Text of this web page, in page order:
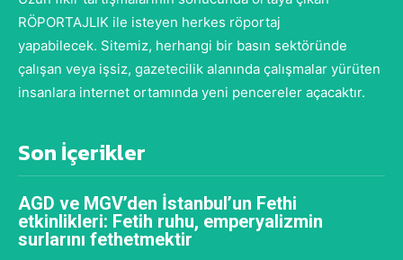
RÖPORTAJLIK ile isteyen herkes röportaj
yapabilecek. Sitemiz, herhangi bir basın sektöründe
çalışan veya işsiz, gazetecilik alanında çalışmalar yürüten
insanlara internet ortamında yeni pencereler açacaktır.
Son İçerikler
AGD ve MGV’den İstanbul’un Fethi
etkinlikleri: Fetih ruhu, emperyalizmin
surlarını fethetmektir